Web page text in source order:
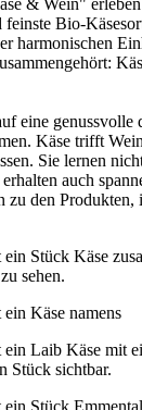
& Wein"
Bio-
harmonischen
eine genussvolle
Käse trifft
Sie lernen
auch
zu den Produkten,